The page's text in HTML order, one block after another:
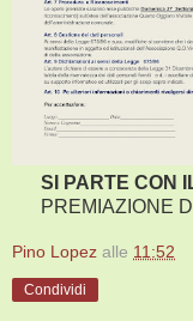
SI PARTE CON IL
PREMIAZIONE
Pino Lopez alle 11:52
Condividi